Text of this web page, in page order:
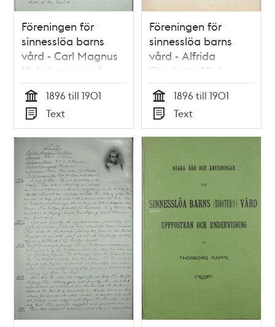
Föreningen för
sinnesslöa barns
vård - Carl Magnus
12 år intagen på
föreningens skola
1896
Tid
1896 till 1901
Typ
Text
Föreningen för
sinnesslöa barns
vård - Alfrida
Charlotta 10 år
intagen på
föreningens skola
1896
Tid
1896 till 1901
Typ
Text